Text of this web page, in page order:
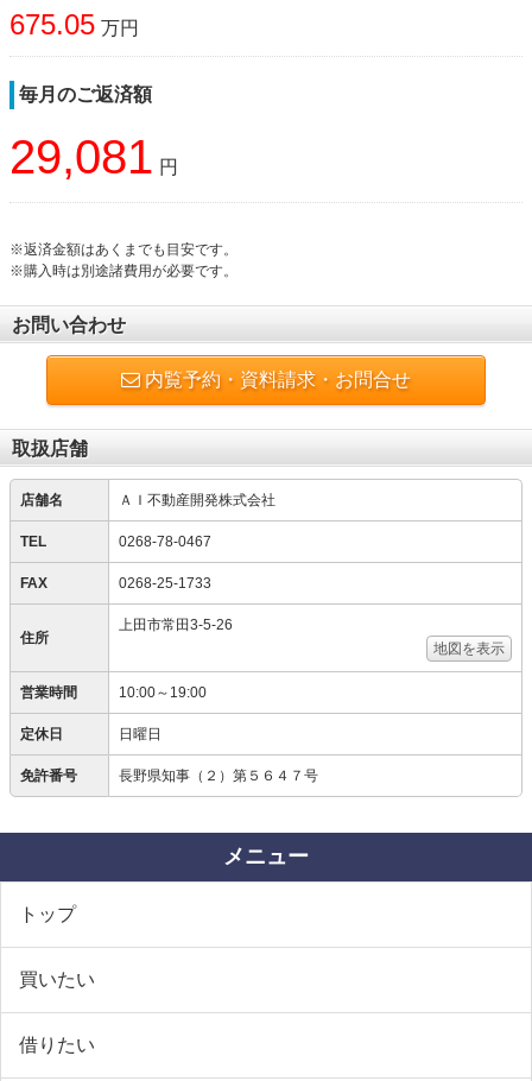
675.05 万円
毎月のご返済額
29,081 円
※返済金額はあくまでも目安です。
※購入時は別途諸費用が必要です。
お問い合わせ
内覧予約・資料請求・お問合せ
取扱店舗
店舗名 ＡＩ不動産開発株式会社
TEL 0268-78-0467
FAX 0268-25-1733
住所
上田市常田3-5-26
地図を表示
営業時間 10:00～19:00
定休日 日曜日
免許番号 長野県知事（２）第５６４７号
メニュー
トップ
買いたい
借りたい